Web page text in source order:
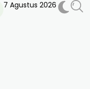
7 Agustus 2026